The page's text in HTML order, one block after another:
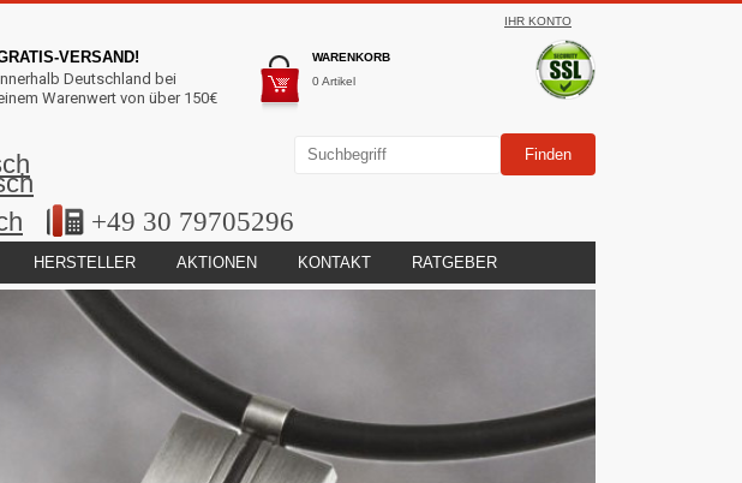
IHR KONTO
WARENKORB
0 Artikel
VERSAND!
Deutschland bei
Warenwert von über 150€
+49 30 79705296
HERSTELLER AKTIONEN KONTAKT RATGEBER